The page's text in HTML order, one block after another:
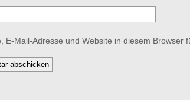
E-Mail-Adresse und Website in diesem Browser